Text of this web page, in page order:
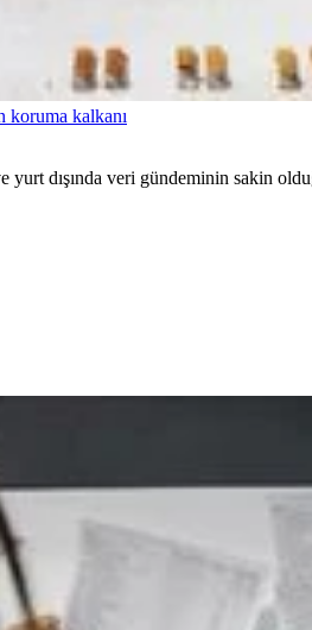
kalkanı
dışında veri gündeminin sakin